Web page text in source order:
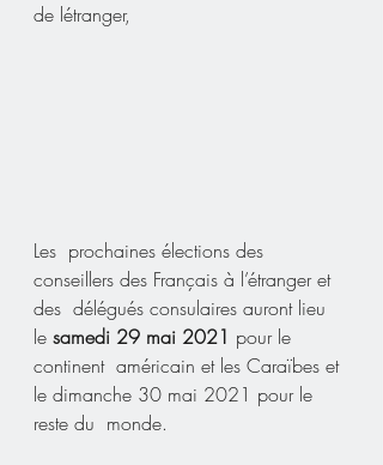
de létranger,
Les  prochaines élections des
conseillers des Français à l’étranger et
des  délégués consulaires auront lieu
le samedi 29 mai 2021 pour le
continent  américain et les Caraïbes et
le dimanche 30 mai 2021 pour le
reste du  monde.